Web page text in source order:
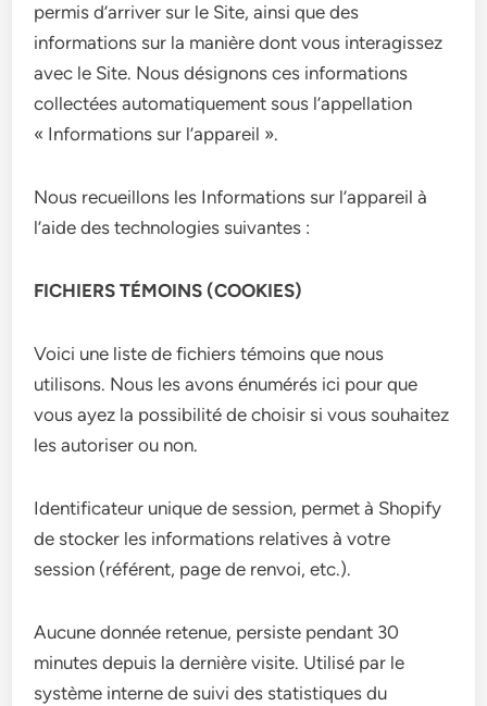
permis d’arriver sur le Site, ainsi que des
informations sur la manière dont vous interagissez
avec le Site. Nous désignons ces informations
collectées automatiquement sous l’appellation
« Informations sur l’appareil ».
Nous recueillons les Informations sur l’appareil à
l’aide des technologies suivantes :
FICHIERS TÉMOINS (COOKIES)
Voici une liste de fichiers témoins que nous
utilisons. Nous les avons énumérés ici pour que
vous ayez la possibilité de choisir si vous souhaitez
les autoriser ou non.
Identificateur unique de session, permet à Shopify
de stocker les informations relatives à votre
session (référent, page de renvoi, etc.).
Aucune donnée retenue, persiste pendant 30
minutes depuis la dernière visite. Utilisé par le
système interne de suivi des statistiques du